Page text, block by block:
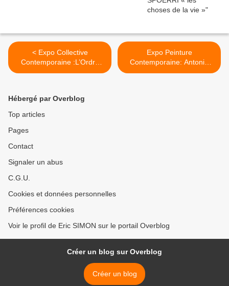
< Expo Collective
Contemporaine :L’Ordre
des Lucioles
Expo Peinture
Contemporaine: Antonio
SEGUI >
Hébergé par Overblog
Top articles
Pages
Contact
Signaler un abus
C.G.U.
Cookies et données personnelles
Préférences cookies
Voir le profil de Eric SIMON sur le portail Overblog
Créer un blog sur Overblog
Créer un blog